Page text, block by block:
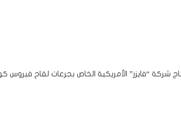
“فايزر” الأمريكية الخاص بجرعات لقاح فيروس